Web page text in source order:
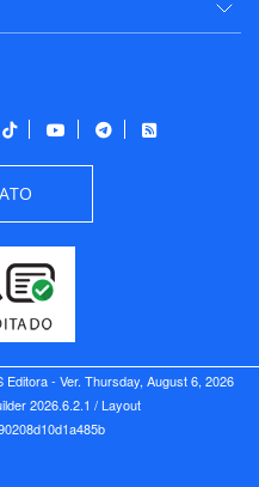
- Ver. Thursday, August 6, 2026
2026.6.2.1 / Layout